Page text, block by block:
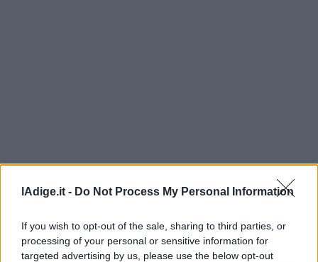
lAdige.it - Do Not Process My Personal Information
If you wish to opt-out of the sale, sharing to third parties, or
processing of your personal or sensitive information for
targeted advertising by us, please use the below opt-out
Social media